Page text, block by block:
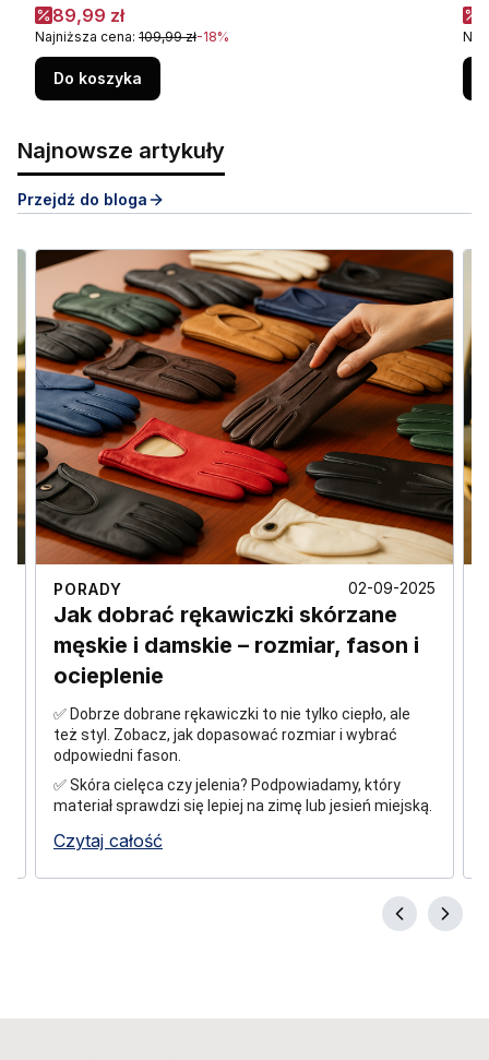
Cena promocyjna
89,99 zł
Najniższa cena: 109,99 zł-18%
Do koszyka
Najnowsze artykuły
Przejdź do bloga
PORADY 02-09-2025
Jak dobrać rękawiczki skórzane
męskie i damskie – rozmiar, fason i
ocieplenie
✅ Dobrze dobrane rękawiczki to nie tylko ciepło, ale
też styl. Zobacz, jak dopasować rozmiar i wybrać
odpowiedni fason.
✅ Skóra cielęca czy jelenia? Podpowiadamy, który
materiał sprawdzi się lepiej na zimę lub jesień miejską.
Czytaj całość